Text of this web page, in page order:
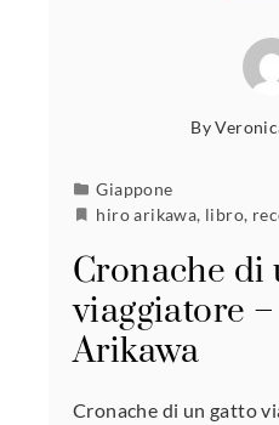
By
Giappone
hiro arikawa, libro,
Cronache di
viaggiatore
Arikawa
Cronache di un gatto